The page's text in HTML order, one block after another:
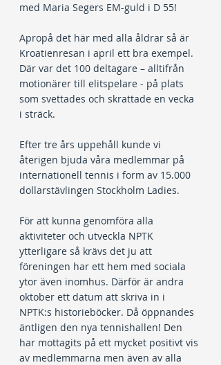
med Maria Segers EM-guld i D 55!
Apropå det här med alla åldrar så är
Kroatienresan i april ett bra exempel.
Där var det 100 deltagare – alltifrån
motionärer till elitspelare - på plats
som svettades och skrattade en vecka
i sträck.
Efter tre års uppehåll kunde vi
återigen bjuda våra medlemmar på
internationell tennis i form av 15.000
dollarstävlingen Stockholm Ladies.
För att kunna genomföra alla
aktiviteter och utveckla NPTK
ytterligare så krävs det ju att
föreningen har ett hem med sociala
ytor även inomhus. Därför är andra
oktober ett datum att skriva in i
NPTK:s historieböcker. Då öppnandes
äntligen den nya tennishallen! Den
har mottagits på ett mycket positivt vis
av medlemmarna men även av alla